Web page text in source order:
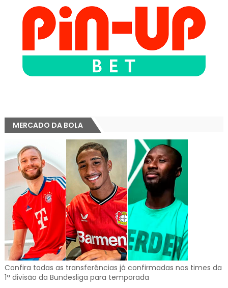
MERCADO DA BOLA
Confira todas as transferências já confirmadas nos times da
1ª divisão da Bundesliga para temporada